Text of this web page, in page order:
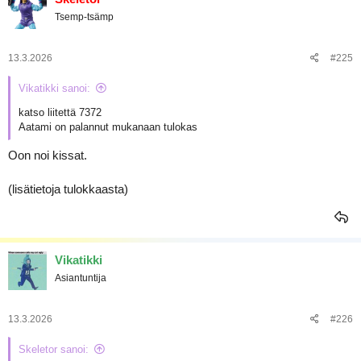
t
:
Tsemp-tsämp
13.3.2026 #225
Vikatikki sanoi:
katso liitettä 7372
Aatami on palannut mukanaan tulokas
Oon noi kissat.
(lisätietoja tulokkaasta)
Vikatikki
Asiantuntija
13.3.2026 #226
Skeletor sanoi: